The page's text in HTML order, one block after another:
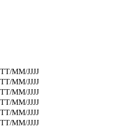
TT/MM/JJJJ
TT/MM/JJJJ
TT/MM/JJJJ
TT/MM/JJJJ
TT/MM/JJJJ
TT/MM/JJJJ